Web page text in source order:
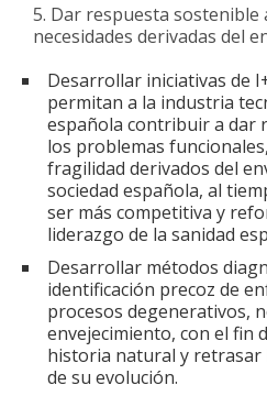
Dar respuesta sostenible
necesidades derivadas del
Desarrollar iniciativas de
permitan a la industria
española contribuir a dar
los problemas
fragilidad derivados del
sociedad española, al
ser más competitiva y
liderazgo de la sanidad
Desarrollar métodos
identificación precoz de
procesos degenerativos,
envejecimiento, con el fin
historia natural y retrasar
de su evolución.